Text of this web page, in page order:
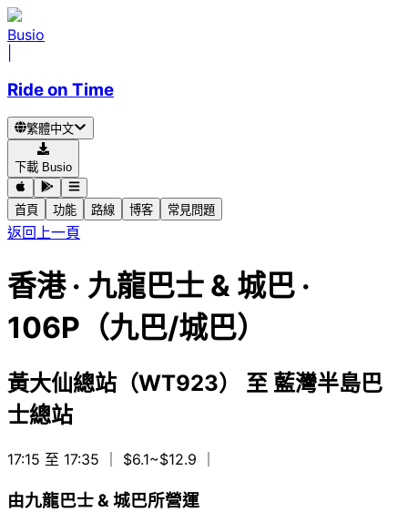
Busio
Ride on Time
繁體中文
下載 Busio
首頁 功能 路線 博客 常見問題
返回上一頁
香港· 九龍巴士 & 城巴 ·
106P（九巴/城巴）
黃大仙總站（WT923） 至 藍灣半島巴
士總站
17:15 至 17:35 ｜ $6.1~$12.9
由九龍巴士 & 城巴所營運